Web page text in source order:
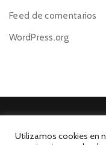
Feed de comentarios
WordPress.org
Utilizamos cookies en